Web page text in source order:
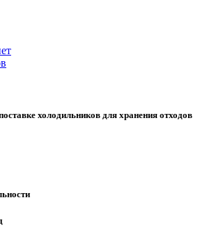
холодильников для хранения отходов